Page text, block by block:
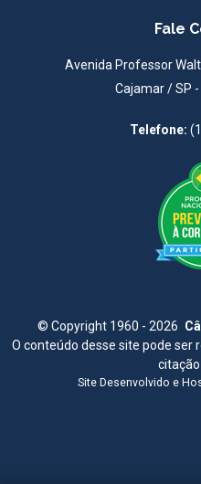
Fale
Avenida Professor
Cajamar / SP
Telefone:
© Copyright 1960 - 2026
O conteúdo desse site pode
Site Desenvolvido e